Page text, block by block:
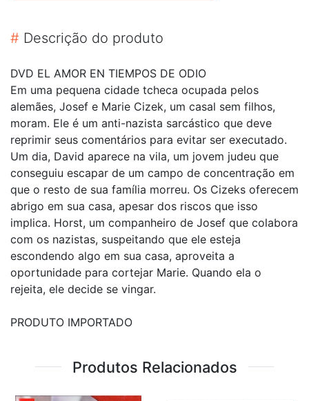
# Descrição do produto
DVD EL AMOR EN TIEMPOS DE ODIO
Em uma pequena cidade tcheca ocupada pelos
alemães, Josef e Marie Cizek, um casal sem filhos,
moram. Ele é um anti-nazista sarcástico que deve
reprimir seus comentários para evitar ser executado.
Um dia, David aparece na vila, um jovem judeu que
conseguiu escapar de um campo de concentração em
que o resto de sua família morreu. Os Cizeks oferecem
abrigo em sua casa, apesar dos riscos que isso
implica. Horst, um companheiro de Josef que colabora
com os nazistas, suspeitando que ele esteja
escondendo algo em sua casa, aproveita a
oportunidade para cortejar Marie. Quando ela o
rejeita, ele decide se vingar.
PRODUTO IMPORTADO
Produtos Relacionados